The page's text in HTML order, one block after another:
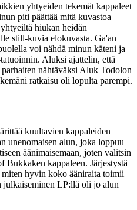
yhtyeiden tekemät kappaleet
piti päättää mitä kuvastoa
hiukan heidän
still-kuvia elokuvasta. Ga'an
voi nähdä minun käteni ja
Aluksi ajattelin, että
nähtäväksi Aluk Todolon
ratkaisu oli lopulta parempi.
kuultavien kappaleiden
unenomaisen alun, joka loppuu
äänimaisemaan, joten valitsin
Bukkaken kappaleen. Järjestystä
hyvin koko ääniraita toimii
julkaiseminen LP:llä oli jo alun